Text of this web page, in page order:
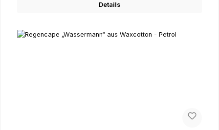
Details